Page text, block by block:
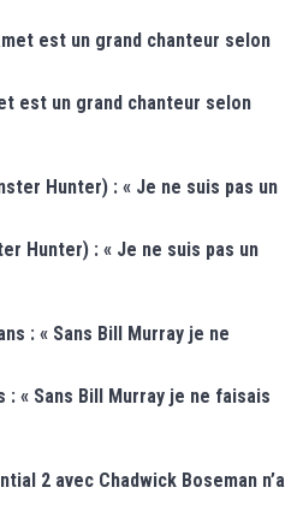
est un grand chanteur selon
Hunter) : « Je ne suis pas un
: « Sans Bill Murray je ne faisais